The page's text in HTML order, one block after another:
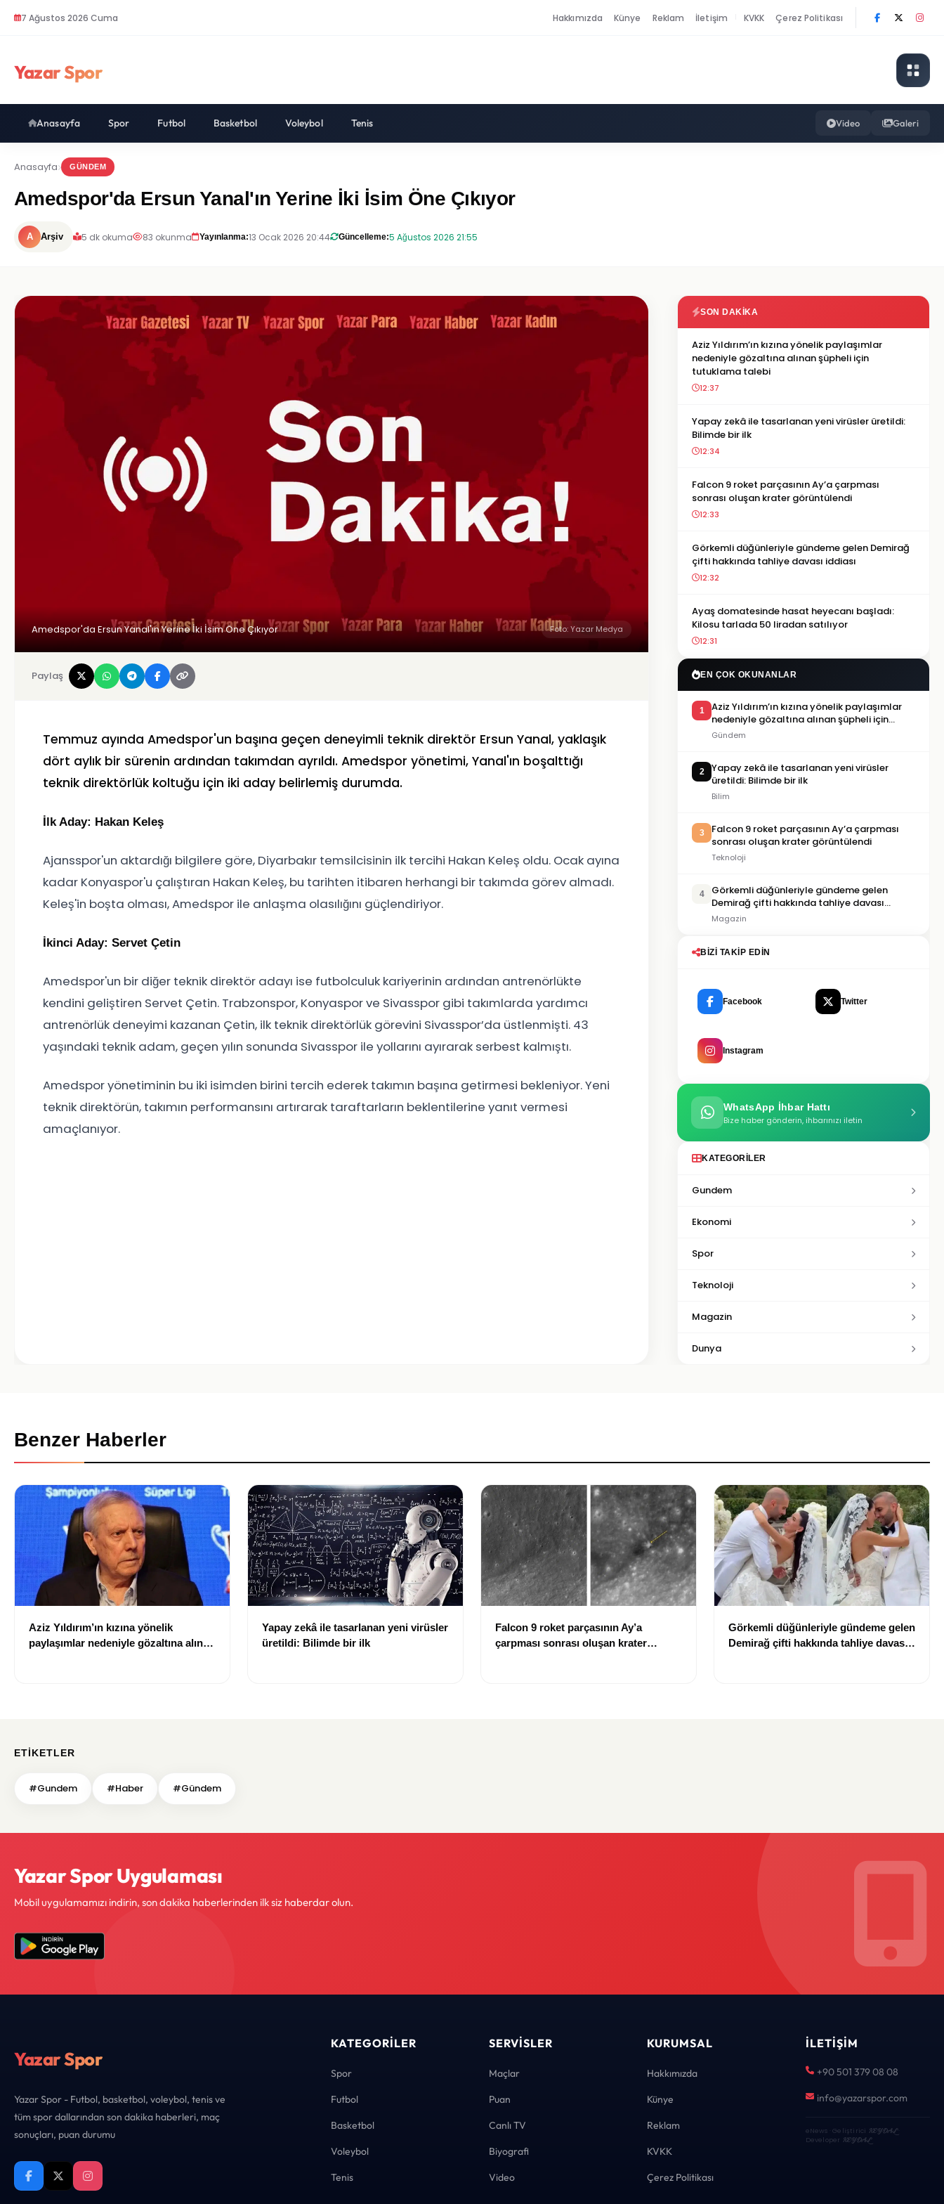
7 Ağustos 2026 Cuma Hakkımızda Künye Reklam İletişim KVKK Çerez Politikası
Yazar Spor
Anasayfa Spor Futbol Basketbol Voleybol Tenis Video Galeri
Anasayfa GÜNDEM
Amedspor'da Ersun Yanal'ın Yerine İki İsim Öne Çıkıyor
A Arşiv 5 dk okuma 83 okunma Yayınlanma:13 Ocak 2026 20:44 Güncelleme:5 Ağustos 2026 21:55
Amedspor'da Ersun Yanal'ın Yerine İki İsim Öne Çıkıyor Foto: Yazar Medya
Paylaş
Temmuz ayında Amedspor'un başına geçen deneyimli teknik direktör Ersun Yanal, yaklaşık
dört aylık bir sürenin ardından takımdan ayrıldı. Amedspor yönetimi, Yanal'ın boşalttığı
teknik direktörlük koltuğu için iki aday belirlemiş durumda.
İlk Aday: Hakan Keleş
Ajansspor'un aktardığı bilgilere göre, Diyarbakır temsilcisinin ilk tercihi Hakan Keleş oldu. Ocak ayına
kadar Konyaspor'u çalıştıran Hakan Keleş, bu tarihten itibaren herhangi bir takımda görev almadı.
Keleş'in boşta olması, Amedspor ile anlaşma olasılığını güçlendiriyor.
İkinci Aday: Servet Çetin
Amedspor'un bir diğer teknik direktör adayı ise futbolculuk kariyerinin ardından antrenörlükte
kendini geliştiren Servet Çetin. Trabzonspor, Konyaspor ve Sivasspor gibi takımlarda yardımcı
antrenörlük deneyimi kazanan Çetin, ilk teknik direktörlük görevini Sivasspor’da üstlenmişti. 43
yaşındaki teknik adam, geçen yılın sonunda Sivasspor ile yollarını ayırarak serbest kalmıştı.
Amedspor yönetiminin bu iki isimden birini tercih ederek takımın başına getirmesi bekleniyor. Yeni
teknik direktörün, takımın performansını artırarak taraftarların beklentilerine yanıt vermesi
amaçlanıyor.
SON DAKIKA
Aziz Yıldırım’ın kızına yönelik paylaşımlar
nedeniyle gözaltına alınan şüpheli için
tutuklama talebi
12:37
Yapay zekâ ile tasarlanan yeni virüsler üretildi:
Bilimde bir ilk
12:34
Falcon 9 roket parçasının Ay’a çarpması
sonrası oluşan krater görüntülendi
12:33
Görkemli düğünleriyle gündeme gelen Demirağ
çifti hakkında tahliye davası iddiası
12:32
Ayaş domatesinde hasat heyecanı başladı:
Kilosu tarlada 50 liradan satılıyor
12:31
EN ÇOK OKUNANLAR
1
Aziz Yıldırım’ın kızına yönelik paylaşımlar
nedeniyle gözaltına alınan şüpheli için
tutuklama talebi
Gündem
2
Yapay zekâ ile tasarlanan yeni virüsler
üretildi: Bilimde bir ilk
Bilim
3
Falcon 9 roket parçasının Ay’a çarpması
sonrası oluşan krater görüntülendi
Teknoloji
4
Görkemli düğünleriyle gündeme gelen
Demirağ çifti hakkında tahliye davası
iddiası
Magazin
BIZI TAKIP EDIN
Facebook Twitter
Instagram
WhatsApp İhbar Hattı
Bize haber gönderin, ihbarınızı iletin
KATEGORILER
Gundem
Ekonomi
Spor
Teknoloji
Magazin
Dunya
Benzer Haberler
Aziz Yıldırım’ın kızına yönelik
paylaşımlar nedeniyle gözaltına alınan
Yapay zekâ ile tasarlanan yeni virüsler
üretildi: Bilimde bir ilk
Falcon 9 roket parçasının Ay’a
çarpması sonrası oluşan krater
Görkemli düğünleriyle gündeme gelen
Demirağ çifti hakkında tahliye davası
ETIKETLER
#Gundem #Haber #Gündem
Yazar Spor Uygulaması
Mobil uygulamamızı indirin, son dakika haberlerinden ilk siz haberdar olun.
Yazar Spor
Yazar Spor - Futbol, basketbol, voleybol, tenis ve
tüm spor dallarından son dakika haberleri, maç
sonuçları, puan durumu
KATEGORILER
Spor
Futbol
Basketbol
Voleybol
Tenis
SERVISLER
Maçlar
Puan
Canlı TV
Biyografi
Video
KURUMSAL
Hakkımızda
Künye
Reklam
KVKK
Çerez Politikası
İLETIŞIM
+90 501 379 08 08
info@yazarspor.com
eNews · Geliştirici KEYDAL·
Developer KEYDAL